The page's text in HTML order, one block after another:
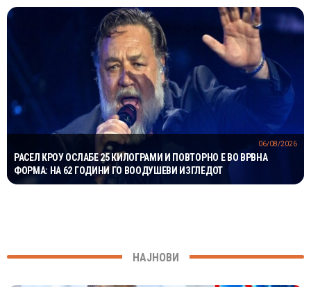
РАСЕЛ КРОУ ОСЛАБЕ 25 КИЛОГРАМИ И ПОВТОРНО Е ВО ВРВНА
ФОРМА: НА 62 ГОДИНИ ГО ВООДУШЕВИ ИЗГЛЕДОТ
06/08/2026
НАЈНОВИ